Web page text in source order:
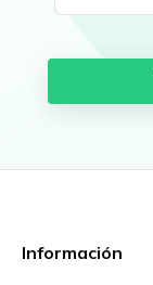
Información